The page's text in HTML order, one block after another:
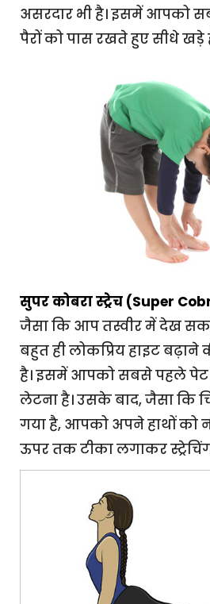
असरदार भी है। इसमें आपको
पैरों को पास रखते हुए सीधे खड़े
सुपर कोबरा स्ट्रेच (Super
जैसा कि आप तस्वीर में देख
बहुत ही लोकप्रिय हाइट
है। इसमें आपको सबसे पहले
लेटना है। उसके बाद, जैसा कि
गया है, आपको अपने हाथों को
ऊपर तक टीका लगाकर